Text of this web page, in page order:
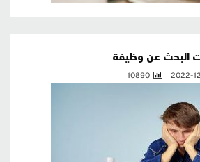
البحث عن وظيفة
2022-
10890